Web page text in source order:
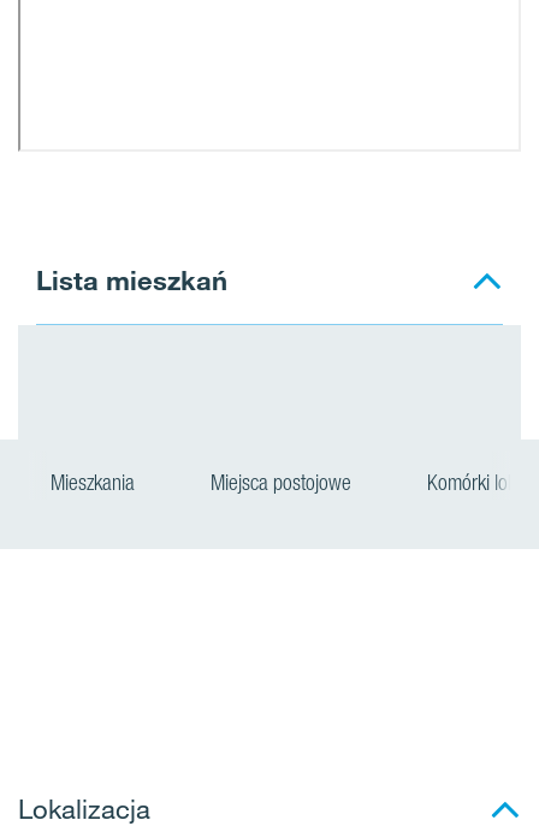
Lista mieszkań
Mieszkania Miejsca postojowe Komórki
Lokalizacja